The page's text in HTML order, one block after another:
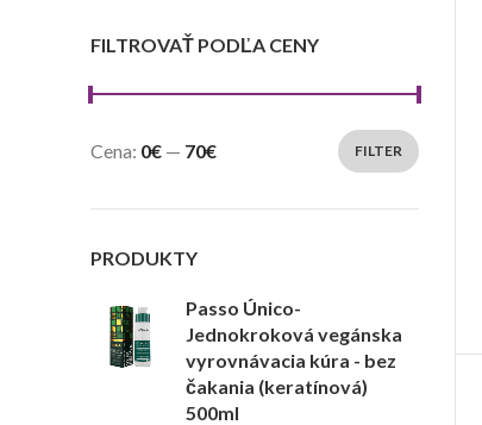
FILTROVAŤ PODĽA CENY
FILTER
Cena: 0€ — 70€
PRODUKTY
Passo Único-
Jednokroková vegánska
vyrovnávacia kúra - bez
čakania (keratínová)
500ml